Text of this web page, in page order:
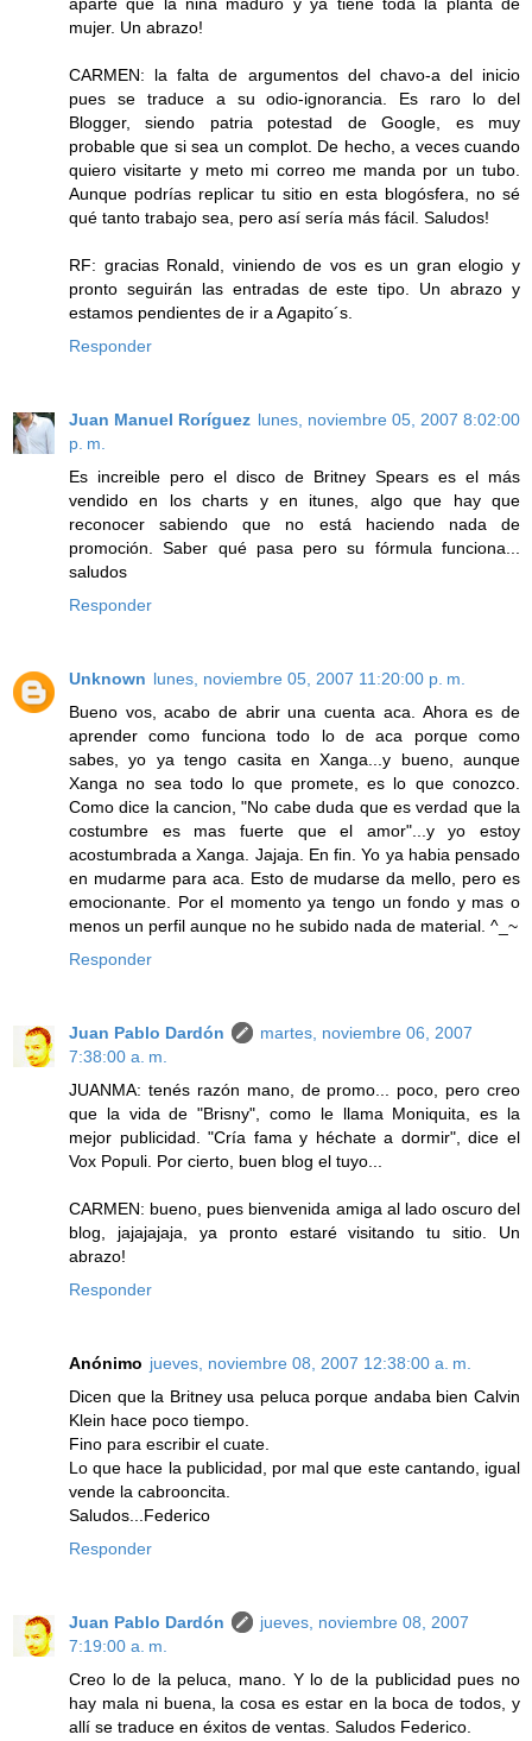
mujer. Un abrazo!
CARMEN: la falta de argumentos del chavo-a del inicio
pues se traduce a su odio-ignorancia. Es raro lo del
Blogger, siendo patria potestad de Google, es muy
probable que si sea un complot. De hecho, a veces cuando
quiero visitarte y meto mi correo me manda por un tubo.
Aunque podrías replicar tu sitio en esta blogósfera, no sé
qué tanto trabajo sea, pero así sería más fácil. Saludos!
RF: gracias Ronald, viniendo de vos es un gran elogio y
pronto seguirán las entradas de este tipo. Un abrazo y
estamos pendientes de ir a Agapito´s.
Responder
Juan Manuel Roríguez lunes, noviembre 05, 2007 8:02:00
p. m.
Es increible pero el disco de Britney Spears es el más
vendido en los charts y en itunes, algo que hay que
reconocer sabiendo que no está haciendo nada de
promoción. Saber qué pasa pero su fórmula funciona...
saludos
Responder
Unknown lunes, noviembre 05, 2007 11:20:00 p. m.
Bueno vos, acabo de abrir una cuenta aca. Ahora es de
aprender como funciona todo lo de aca porque como
sabes, yo ya tengo casita en Xanga...y bueno, aunque
Xanga no sea todo lo que promete, es lo que conozco.
Como dice la cancion, "No cabe duda que es verdad que la
costumbre es mas fuerte que el amor"...y yo estoy
acostumbrada a Xanga. Jajaja. En fin. Yo ya habia pensado
en mudarme para aca. Esto de mudarse da mello, pero es
emocionante. Por el momento ya tengo un fondo y mas o
menos un perfil aunque no he subido nada de material. ^_~
Responder
Juan Pablo Dardón
martes, noviembre 06, 2007
7:38:00 a. m.
JUANMA: tenés razón mano, de promo... poco, pero creo
que la vida de "Brisny", como le llama Moniquita, es la
mejor publicidad. "Cría fama y héchate a dormir", dice el
Vox Populi. Por cierto, buen blog el tuyo...
CARMEN: bueno, pues bienvenida amiga al lado oscuro del
blog, jajajajaja, ya pronto estaré visitando tu sitio. Un
abrazo!
Responder
Anónimo jueves, noviembre 08, 2007 12:38:00 a. m.
Dicen que la Britney usa peluca porque andaba bien Calvin
Klein hace poco tiempo.
Fino para escribir el cuate.
Lo que hace la publicidad, por mal que este cantando, igual
vende la cabrooncita.
Saludos...Federico
Responder
Juan Pablo Dardón
jueves, noviembre 08, 2007
7:19:00 a. m.
Creo lo de la peluca, mano. Y lo de la publicidad pues no
hay mala ni buena, la cosa es estar en la boca de todos, y
allí se traduce en éxitos de ventas. Saludos Federico.